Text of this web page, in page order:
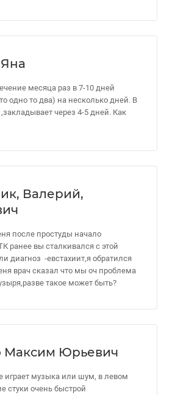
месяца раз в 7-10 дней
одно то два) на несколько дней. В
через 4-5 дней. Как
Валерий,
после простуды начало
ранее вы сталкивался с этой
диагноз -евстахиит,я обратился
врач сказал что мы оч проблема
такое может быть?
Максим Юрьевич
играет музыка или шум, в левом
стуки очень быстрой